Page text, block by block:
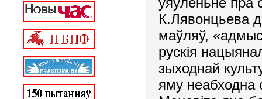
К.Лявонцьева
маўляў,
рускія
зыходнай
яму неабходна